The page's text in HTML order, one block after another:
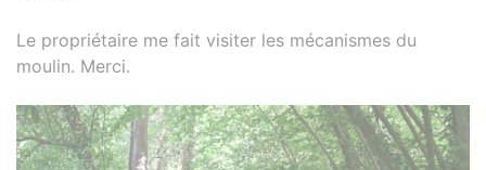
Le propriétaire me fait visiter les mécanismes du
moulin. Merci.